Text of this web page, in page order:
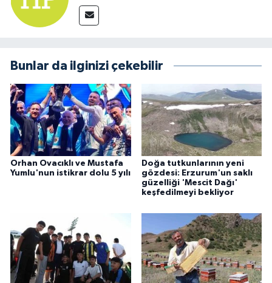
Bunlar da ilginizi çekebilir
Orhan Ovacıklı ve Mustafa
Yumlu'nun istikrar dolu 5 yılı
Doğa tutkunlarının yeni
gözdesi: Erzurum'un saklı
güzelliği 'Mescit Dağı'
keşfedilmeyi bekliyor